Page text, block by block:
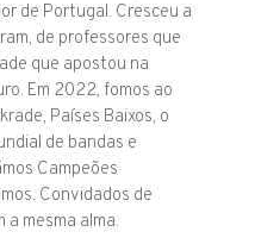
de Portugal. Cresceu a
de professores que
que apostou na
Em 2022, fomos ao
Países Baixos, o
de bandas e
Campeões
Convidados de
a mesma alma.